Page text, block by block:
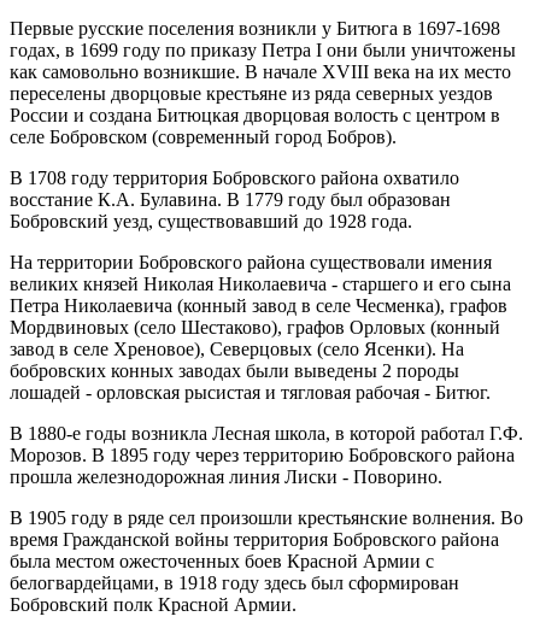
Первые русские поселения возникли у Битюга в 1697-1698
годах, в 1699 году по приказу Петра I они были уничтожены
как самовольно возникшие. В начале XVIII века на их место
переселены дворцовые крестьяне из ряда северных уездов
России и создана Битюцкая дворцовая волость с центром в
селе Бобровском (современный город Бобров).
В 1708 году территория Бобровского района охватило
восстание К.А. Булавина. В 1779 году был образован
Бобровский уезд, существовавший до 1928 года.
На территории Бобровского района существовали имения
великих князей Николая Николаевича - старшего и его сына
Петра Николаевича (конный завод в селе Чесменка), графов
Мордвиновых (село Шестаково), графов Орловых (конный
завод в селе Хреновое), Северцовых (село Ясенки). На
бобровских конных заводах были выведены 2 породы
лошадей - орловская рысистая и тягловая рабочая - Битюг.
В 1880-е годы возникла Лесная школа, в которой работал Г.Ф.
Морозов. В 1895 году через территорию Бобровского района
прошла железнодорожная линия Лиски - Поворино.
В 1905 году в ряде сел произошли крестьянские волнения. Во
время Гражданской войны территория Бобровского района
была местом ожесточенных боев Красной Армии с
белогвардейцами, в 1918 году здесь был сформирован
Бобровский полк Красной Армии.